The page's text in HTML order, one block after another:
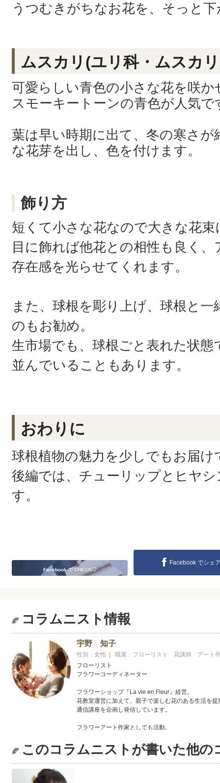
うつむきがちなお花を、そっと
ムスカリ(ユリ科・ムスカ
可愛らしい青色の小さな花を咲
スモーキートーンの青色が人気で
葉は早い時期に出て、冬の寒さ
な花芽を出し、色を付けます。
飾り方
短くて小さな花なので大きな花
目に飾れば他花との相性も良く
存在感を光らせてくれます。
また、球根を彫り上げ、球根と
のもお勧め。
生市場でも、球根ごと表れた状
並んでいることもあります。
おわりに
球根植物の魅力を少しでもお届
後編では、チューリップとヒヤ
す。
Facebook で CHECK♡
Facebook でシェ
コラムニスト情報
宇野 知子
性別：女性 | 職業：フローリスト 花講師 アート
フローリスト
フラワーコーディネーター
フラワーショップ『La vie en Fleur』経営。
花教室運営に加えて、親子で楽しむ花のある生活を提
通信講座を企画し発信しています。
フラワーアート作家としても活動。
著書
『花育のすすめ』（三省堂）
このコラムニストが書いた他の